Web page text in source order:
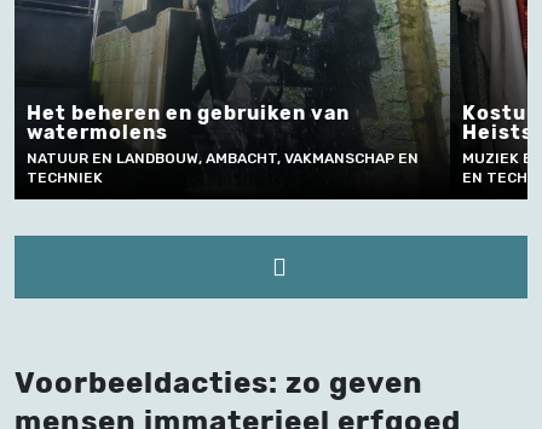
en gebruiken van
LANDBOUW, AMBACHT, VAKMANSCHAP EN
Kostumering
Heists
MUZIEK EN
EN TECHNIEK
Voorbeeldacties: zo geven
mensen immaterieel erfgoed